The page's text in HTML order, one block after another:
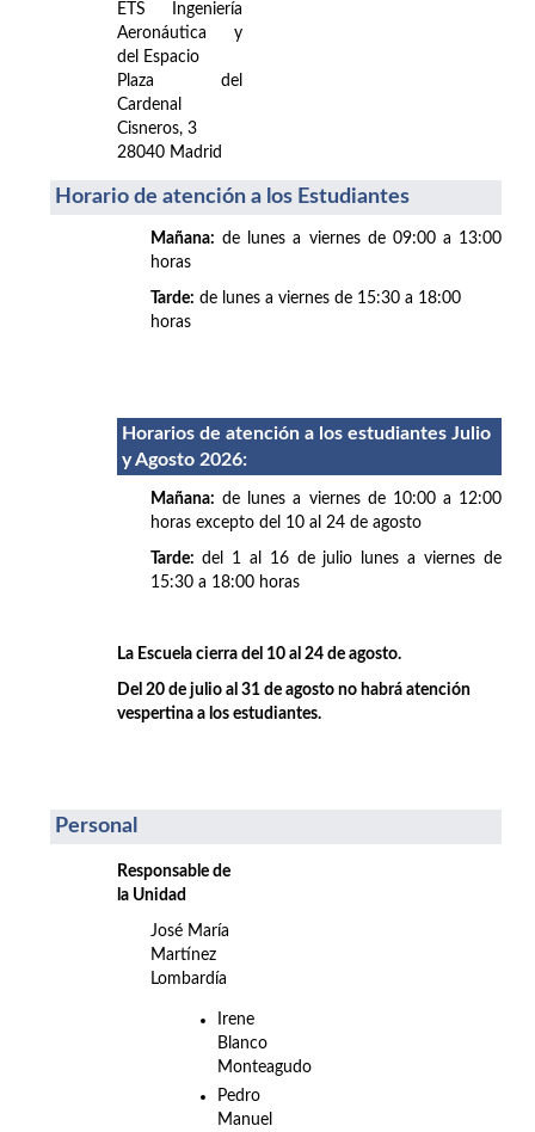
ETS Ingeniería
Aeronáutica y
del Espacio
Plaza del
Cardenal
Cisneros, 3
28040 Madrid
Horario de atención a los Estudiantes
Mañana: de lunes a viernes de 09:00 a 13:00
horas
Tarde: de lunes a viernes de 15:30 a 18:00
horas
Horarios de atención a los estudiantes Julio
y Agosto 2026:
Mañana: de lunes a viernes de 10:00 a 12:00
horas excepto del 10 al 24 de agosto
Tarde: del 1 al 16 de julio lunes a viernes de
15:30 a 18:00 horas
La Escuela cierra del 10 al 24 de agosto.
Del 20 de julio al 31 de agosto no habrá atención
vespertina a los estudiantes.
Personal
Responsable de
la Unidad
José María
Martínez
Lombardía
Irene
Blanco
Monteagudo
Pedro
Manuel